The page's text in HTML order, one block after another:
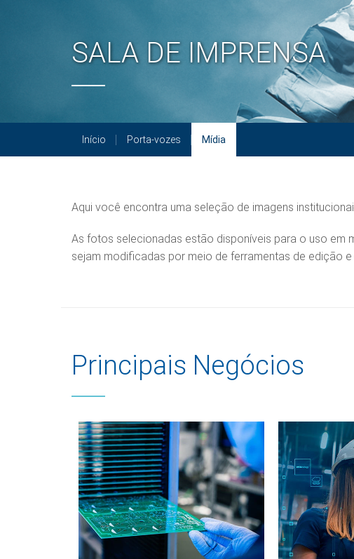
SALA DE IMPRENSA
Início Porta-vozes Mídia
Aqui você encontra uma seleção de imagens
As fotos selecionadas estão disponíveis para o uso em
sejam modificadas por meio de ferramentas de edição e
Principais Negócios